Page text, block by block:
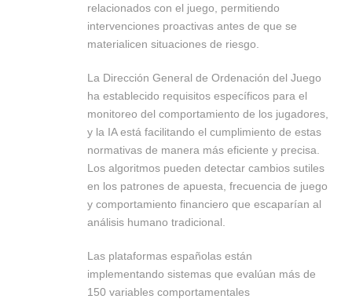
relacionados con el juego, permitiendo
intervenciones proactivas antes de que se
materialicen situaciones de riesgo.
La Dirección General de Ordenación del Juego
ha establecido requisitos específicos para el
monitoreo del comportamiento de los jugadores,
y la IA está facilitando el cumplimiento de estas
normativas de manera más eficiente y precisa.
Los algoritmos pueden detectar cambios sutiles
en los patrones de apuesta, frecuencia de juego
y comportamiento financiero que escaparían al
análisis humano tradicional.
Las plataformas españolas están
implementando sistemas que evalúan más de
150 variables comportamentales